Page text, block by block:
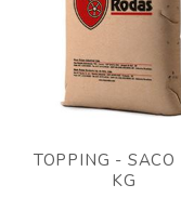
TOPPING -
KG